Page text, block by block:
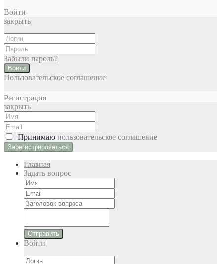
Войти
закрыть
Забыли пароль?
Войти
Пользовательское соглашение
Регистрация
закрыть
Принимаю пользовательское соглашение
Главная
Задать вопрос
Отправить
Войти